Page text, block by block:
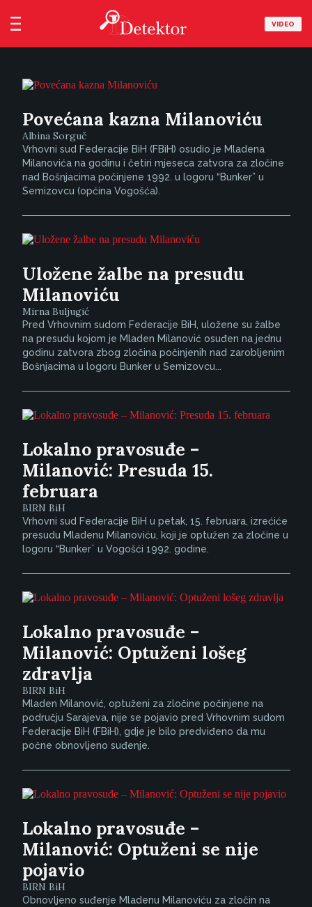
VIDEO
Povećana kazna Milanoviću
Albina Sorguč
Vrhovni sud Federacije BiH (FBiH) osudio je Mladena
Milanovića na godinu i četiri mjeseca zatvora za zločine
nad Bošnjacima počinjene 1992. u logoru “Bunker” u
Semizovcu (općina Vogošća).
Uložene žalbe na presudu
Milanoviću
Mirna Buljugić
Pred Vrhovnim sudom Federacije BiH, uložene su žalbe
na presudu kojom je Mladen Milanović osuđen na jednu
godinu zatvora zbog zločina počinjenih nad zarobljenim
Bošnjacima u logoru Bunker u Semizovcu...
Lokalno pravosuđe –
Milanović: Presuda 15.
februara
BIRN BiH
Vrhovni sud Federacije BiH u petak, 15. februara, izrećiće
presudu Mladenu Milanoviću, koji je optužen za zločine u
logoru “Bunker¨ u Vogošći 1992. godine.
Lokalno pravosuđe –
Milanović: Optuženi lošeg
zdravlja
BIRN BiH
Mladen Milanović, optuženi za zločine počinjene na
području Sarajeva, nije se pojavio pred Vrhovnim sudom
Federacije BiH (FBiH), gdje je bilo predviđeno da mu
počne obnovljeno suđenje.
Lokalno pravosuđe –
Milanović: Optuženi se nije
pojavio
BIRN BiH
Obnovljeno suđenje Mladenu Milanoviću za zločin na